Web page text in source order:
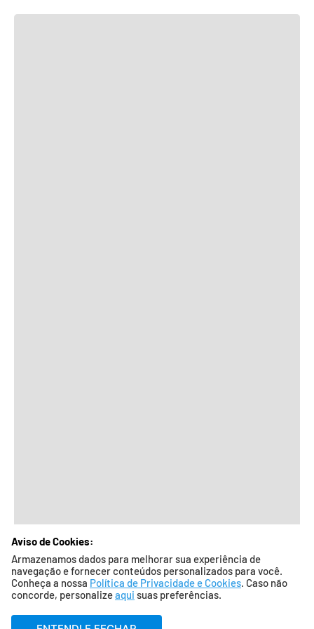
Aviso de Cookies:
Armazenamos dados para melhorar sua experiência de
navegação e fornecer conteúdos personalizados para você.
Conheça a nossa Política de Privacidade e Cookies. Caso não
concorde, personalizeaqui suas preferências.